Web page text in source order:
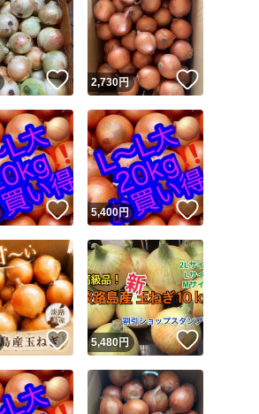
いいね！
2,730円
いいね！
5,400円 いいね！
いいね！
5,480円 いいね！